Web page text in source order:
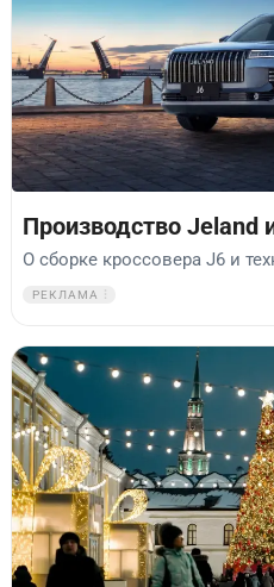
Производство Jeland
О сборке кроссовера J6 и
РЕКЛАМА